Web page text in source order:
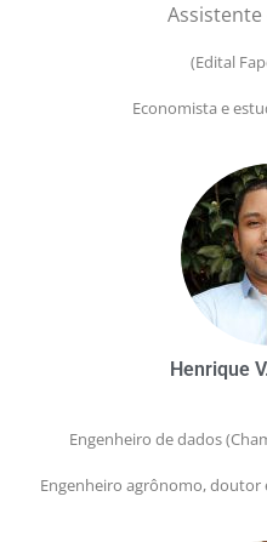
(Edital
Economista e
Henrique
Engenheiro de dados
Engenheiro agrônomo, doutor